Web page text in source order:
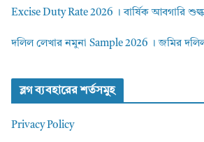
Excise Duty Rate 2026 । বার্ষিক আবগারি
দলিল লেখার নমুনা Sample 2026 । জমির
ব্লগ ব্যবহারের শর্তসমুহ
Privacy Policy